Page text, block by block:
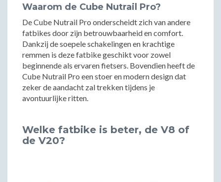
Waarom de Cube Nutrail Pro?
De Cube Nutrail Pro onderscheidt zich van andere
fatbikes door zijn betrouwbaarheid en comfort.
Dankzij de soepele schakelingen en krachtige
remmen is deze fatbike geschikt voor zowel
beginnende als ervaren fietsers. Bovendien heeft de
Cube Nutrail Pro een stoer en modern design dat
zeker de aandacht zal trekken tijdens je
avontuurlijke ritten.
Welke fatbike is beter, de V8 of
de V20?